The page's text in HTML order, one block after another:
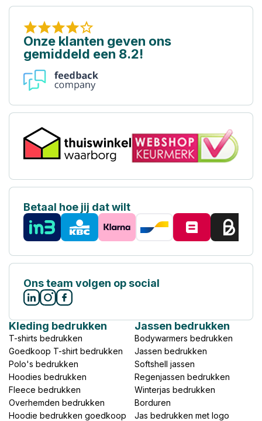
Onze klanten geven ons
gemiddeld een 8.2!
Betaal hoe jij dat wilt
Ons team volgen op social
Kleding bedrukken
T-shirts bedrukken
Goedkoop T-shirt bedrukken
Polo's bedrukken
Hoodies bedrukken
Fleece bedrukken
Overhemden bedrukken
Hoodie bedrukken goedkoop
Jassen bedrukken
Bodywarmers bedrukken
Jassen bedrukken
Softshell jassen
Regenjassen bedrukken
Winterjas bedrukken
Borduren
Jas bedrukken met logo